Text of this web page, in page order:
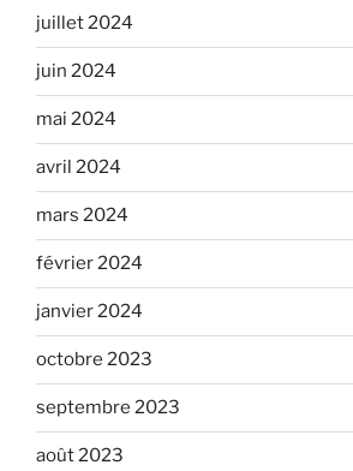
juillet 2024
juin 2024
mai 2024
avril 2024
mars 2024
février 2024
janvier 2024
octobre 2023
septembre 2023
août 2023